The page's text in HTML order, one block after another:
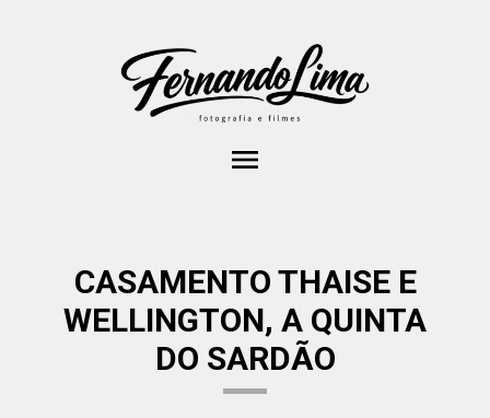
menu
CASAMENTO THAISE E
WELLINGTON, A QUINTA
DO SARDÃO